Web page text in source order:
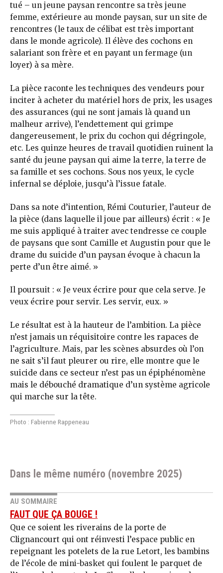
tué – un jeune paysan rencontre sa très jeune
femme, extérieure au monde paysan, sur un site de
rencontres (le taux de célibat est très important
dans le monde agricole). Il élève des cochons en
salariant son frère et en payant un fermage (un
loyer) à sa mère.
La pièce raconte les techniques des vendeurs pour
inciter à acheter du matériel hors de prix, les usages
des assurances (qui ne sont jamais là quand un
malheur arrive), l’endettement qui grimpe
dangereusement, le prix du cochon qui dégringole,
etc. Les quinze heures de travail quotidien ruinent la
santé du jeune paysan qui aime la terre, la terre de
sa famille et ses cochons. Sous nos yeux, le cycle
infernal se déploie, jusqu’à l’issue fatale.
Dans sa note d’intention, Rémi Couturier, l’auteur de
la pièce (dans laquelle il joue par ailleurs) écrit : « Je
me suis appliqué à traiter avec tendresse ce couple
de paysans que sont Camille et Augustin pour que le
drame du suicide d’un paysan évoque à chacun la
perte d’un être aimé. »
Il poursuit : « Je veux écrire pour que cela serve. Je
veux écrire pour servir. Les servir, eux. »
Le résultat est à la hauteur de l’ambition. La pièce
n’est jamais un réquisitoire contre les rapaces de
l’agriculture. Mais, par les scènes absurdes où l’on
ne sait s’il faut pleurer ou rire, elle montre que le
suicide dans ce secteur n’est pas un épiphénomène
mais le débouché dramatique d’un système agricole
qui marche sur la tête.
Photo : Fabienne Rappeneau
Dans le même numéro (novembre 2025)
AU SOMMAIRE
FAUT QUE ÇA BOUGE !
Que ce soient les riverains de la porte de
Clignancourt qui ont réinvesti l’espace public en
repeignant les potelets de la rue Letort, les bambins
de l’école de mini-basket qui foulent le parquet de